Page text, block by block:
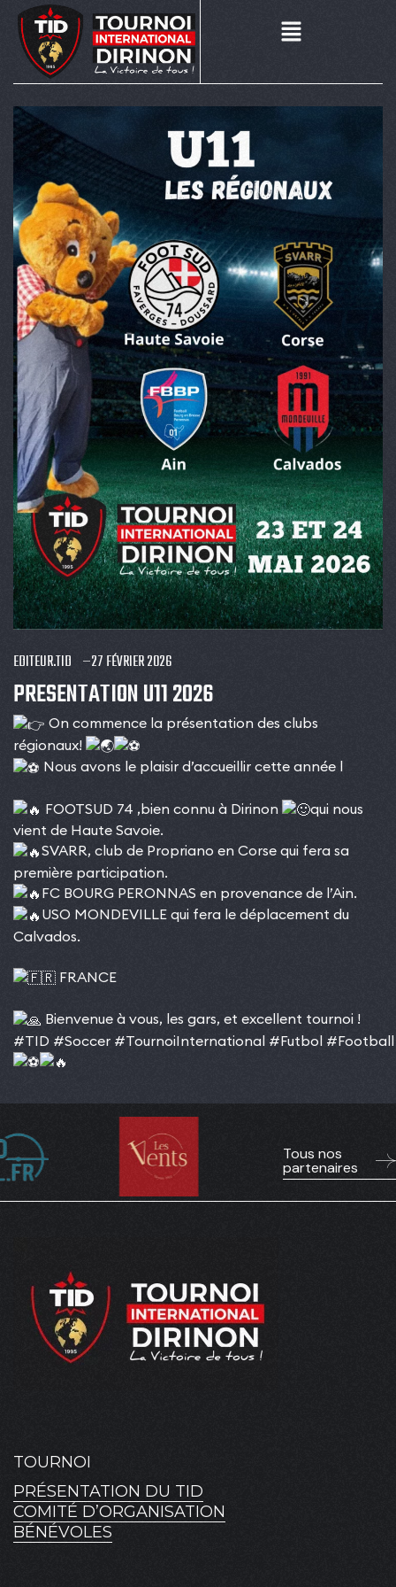
EDITEUR.TID 27 FÉVRIER 2026
PRESENTATION U11 2026
On commence la présentation des clubs
régionaux!
Nous avons le plaisir d’accueillir cette année l
FOOTSUD 74 ,bien connu à Dirinon
qui nous
vient de Haute Savoie.
SVARR, club de Propriano en Corse qui fera sa
première participation.
FC BOURG PERONNAS en provenance de l’Ain.
USO MONDEVILLE qui fera le déplacement du
Calvados.
FRANCE
Bienvenue à vous, les gars, et excellent tournoi !
#TID #Soccer #TournoiInternational #Futbol #Football
Tous nos
partenaires
TOURNOI
PRÉSENTATION DU TID
COMITÉ D’ORGANISATION
BÉNÉVOLES